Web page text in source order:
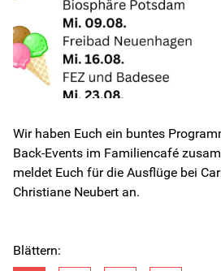
Wir haben Euch ein buntes
Back-Events im Familiencafé
meldet Euch für die Ausflüge bei
Christiane Neubert an.
Blättern: